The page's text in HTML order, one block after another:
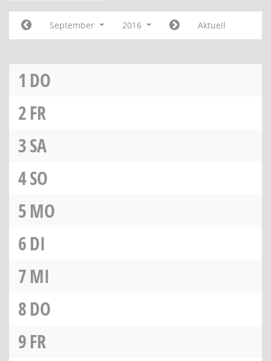
September 2016 Aktuell
1 DO
2FR
3SA
4SO
5MO
6DI
7MI
8DO
9FR